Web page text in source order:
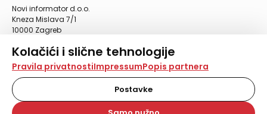
Kolačići i slične tehnologije
Na našoj web stranici koristimo kolačiće i slične
tehnologije za pohranu, čitanje i obradu informacija na
vašem uređaju. Time poboljšavamo korisničko iskustvo,
analiziramo promet na stranici te prikazujemo sadržaje i
oglase koji vas zanimaju. Korisnički profili mogu se kreirati
Pravila privatnostiImpressumPopis partnera
Postavke
Novi informator d.o.o.
Kneza Mislava 7/1
10000 Zagreb
Telefaks: 01/4612-553
info@informator.hr
PRATITE NAS: